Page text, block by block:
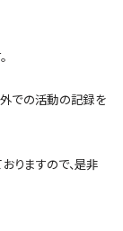
外での活動の記録を
りますので、是非